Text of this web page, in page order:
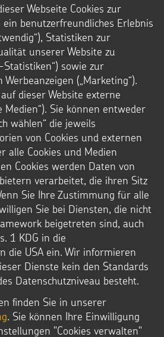
den Martinsmaterialen
Mia mit ihrer Martinslaterne
Webseite Cookies zur
benutzerfreundliches Erlebnis
Statistiken zur
unserer Website zu
sowie zur
(„Marketing“).
dieser Website externe
Medien“). Sie können entweder
wählen“ die jeweils
von Cookies und externen
alle Cookies und Medien
Cookies werden Daten von
verarbeitet, die ihren Sitz
Sie Ihre Zustimmung für alle
Sie bei Diensten, die nicht
beigetreten sind, auch
1 KDG in die
die USA ein. Wir informieren
Dienste kein den Standards
Datenschutzniveau besteht.
finden Sie in unserer
. Sie können Ihre Einwilligung
"Cookies verwalten"